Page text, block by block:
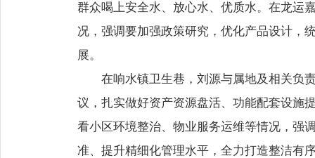
群众喝上安全水、放心水、优质水。在龙运
况，强调要加强政策研究，优化产品设计，
展。
在响水镇卫生巷，刘源与属地及相关负
议，扎实做好资产资源盘活、功能配套设施
看小区环境整治、物业服务运维等情况，强
准、提升精细化管理水平，全力打造整洁有